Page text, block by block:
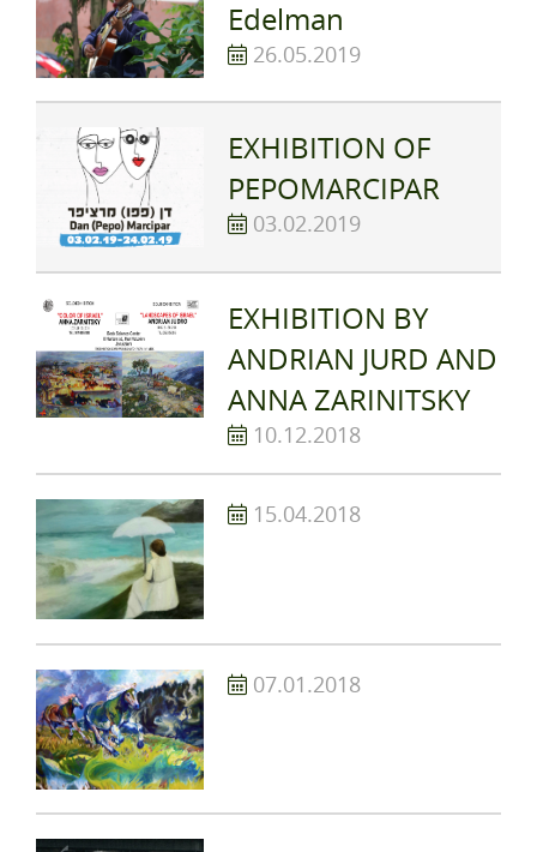
Edelman
26.05.2019
EXHIBITION OF
PEPOMARCIPAR
03.02.2019
EXHIBITION BY
ANDRIAN JURD AND
ANNA ZARINITSKY
10.12.2018
15.04.2018
07.01.2018